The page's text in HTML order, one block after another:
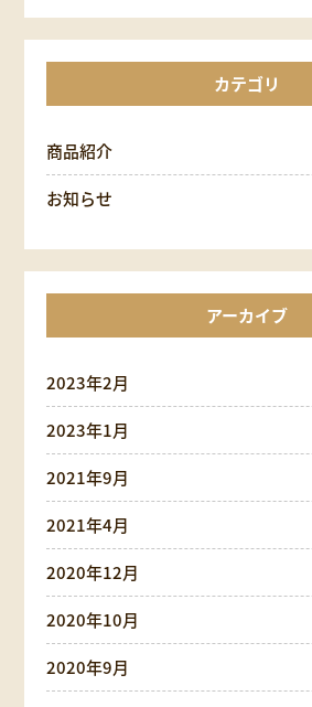
カテゴリ
商品紹介
お知らせ
アーカイブ
2023年2月
2023年1月
2021年9月
2021年4月
2020年12月
2020年10月
2020年9月